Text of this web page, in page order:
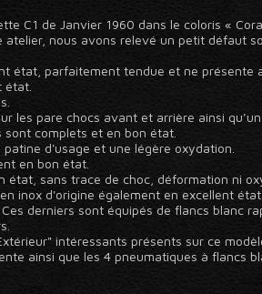
C1 de Janvier 1960 dans le coloris «
nous avons relevé un petit défaut
état, parfaitement tendue et ne
état.
les pare chocs avant et arrière ainsi
complets et en bon état.
d'usage et une légère oxydation.
en bon état.
état, sans trace de choc, déformation ni
inox d'origine également en excellent état.
derniers sont équipés de flancs blanc
intéressants présents sur ce
ainsi que les 4 pneumatiques à flancs